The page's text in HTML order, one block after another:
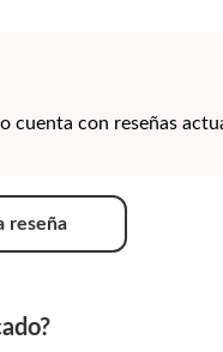
cuenta con reseñas
reseña